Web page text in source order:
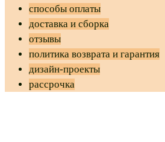
способы оплаты
доставка и сборка
отзывы
политика возврата и гарантия
дизайн-проекты
рассрочка